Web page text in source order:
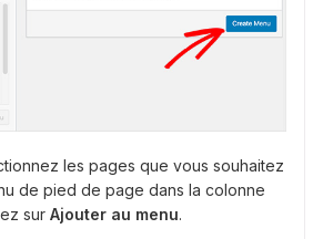
les pages que vous souhaitez
de pied de page dans la colonne
sur Ajouter au menu.